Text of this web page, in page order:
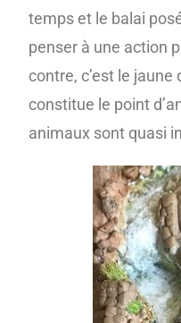
temps et le balai
penser à une action
contre, c’est le
constitue le point
animaux sont quasi